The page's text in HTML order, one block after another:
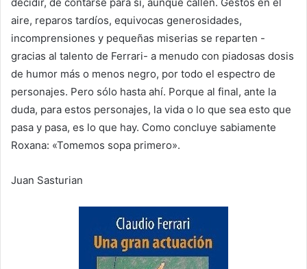
aire, reparos tardíos, equivocas generosidades,
incomprensiones y pequeñas miserias se reparten -
gracias al talento de Ferrari- a menudo con piadosas dosis
de humor más o menos negro, por todo el espectro de
personajes. Pero sólo hasta ahí. Porque al final, ante la
duda, para estos personajes, la vida o lo que sea esto que
pasa y pasa, es lo que hay. Como concluye sabiamente
Roxana: «Tomemos sopa primero».
Juan Sasturian